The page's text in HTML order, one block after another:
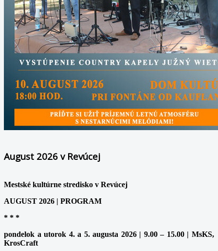
August 2026 v Revúcej
Mestské kultúrne stredisko v Revúcej
AUGUST 2026 | PROGRAM
* * *
pondelok a utorok 4. a 5. augusta 2026 | 9.00 – 15.00 | MsKS,
KrosCraft